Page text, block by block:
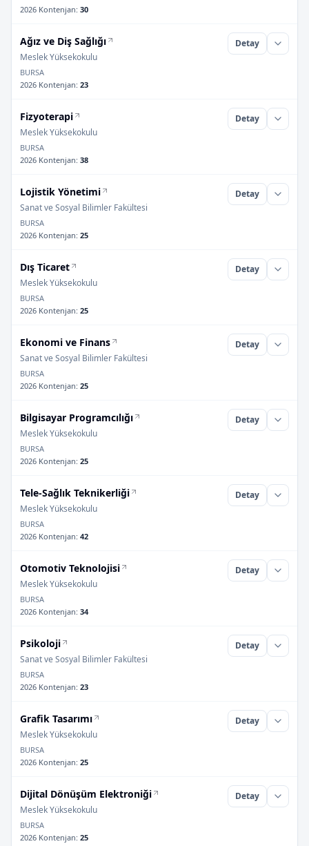
2026 Kontenjan: 30
Ağız ve Diş Sağlığı
Meslek Yüksekokulu
Detay
BURSA
2026 Kontenjan: 23
Fizyoterapi
Meslek Yüksekokulu
Detay
BURSA
2026 Kontenjan: 38
Lojistik Yönetimi
Sanat ve Sosyal Bilimler Fakültesi
Detay
BURSA
2026 Kontenjan: 25
Dış Ticaret
Meslek Yüksekokulu
Detay
BURSA
2026 Kontenjan: 25
Ekonomi ve Finans
Sanat ve Sosyal Bilimler Fakültesi
Detay
BURSA
2026 Kontenjan: 25
Bilgisayar Programcılığı
Meslek Yüksekokulu
Detay
BURSA
2026 Kontenjan: 25
Tele-Sağlık Teknikerliği
Meslek Yüksekokulu
Detay
BURSA
2026 Kontenjan: 42
Otomotiv Teknolojisi
Meslek Yüksekokulu
Detay
BURSA
2026 Kontenjan: 34
Psikoloji
Sanat ve Sosyal Bilimler Fakültesi
Detay
BURSA
2026 Kontenjan: 23
Grafik Tasarımı
Meslek Yüksekokulu
Detay
BURSA
2026 Kontenjan: 25
Dijital Dönüşüm Elektroniği
Meslek Yüksekokulu
Detay
BURSA
2026 Kontenjan: 25